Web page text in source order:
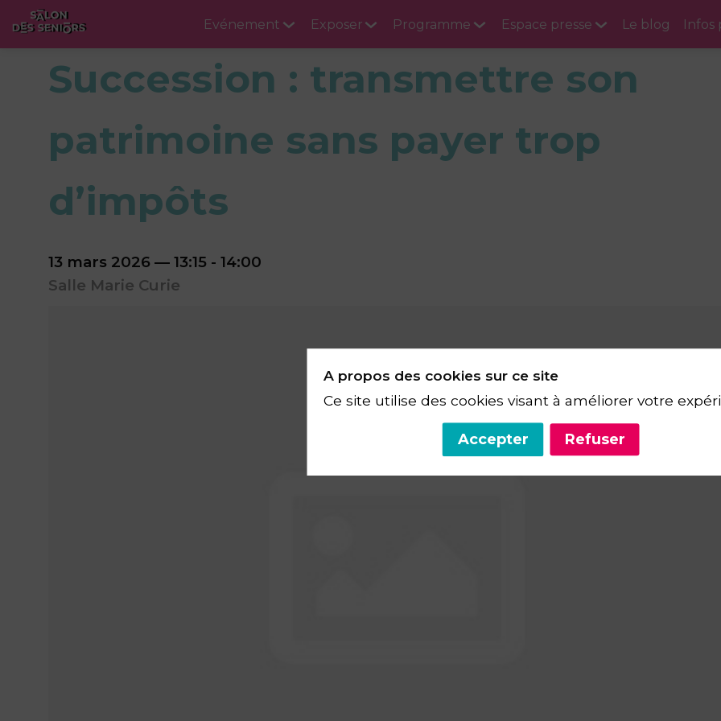
Evénement Exposer Programme Espace presse Le blog Infos
Succession : transmettre son
patrimoine sans payer trop
d’impôts
13 mars 2026 — 13:15 - 14:00
Salle Marie Curie
A propos des cookies sur ce site
Ce site utilise des cookies visant à améliorer votre
Accepter Refuser